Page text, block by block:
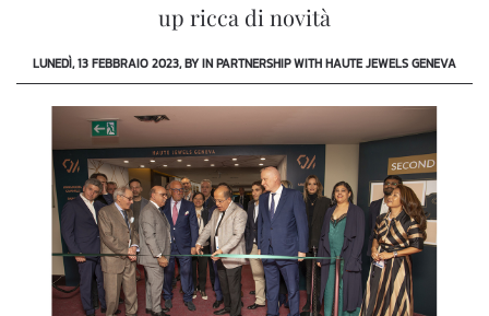
up ricca di novità
LUNEDÌ, 13 FEBBRAIO 2023, BY IN PARTNERSHIP WITH HAUTE JEWELS GENEVA